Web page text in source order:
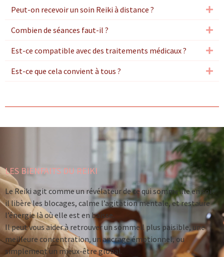
Peut-on recevoir un soin Reiki à distance ?
Combien de séances faut-il ?
Est-ce compatible avec des traitements médicaux ?
Est-ce que cela convient à tous ?
LES BIENFAITS DU REIKI
Le Reiki agit comme un révélateur de ce qui sommeille en soi :
il libère les blocages, calme l’agitation mentale, et restaure
l’énergie là où elle est en baisse.
Il peut vous aider à retrouver un sommeil plus paisible, une
meilleure concentration, un ancrage émotionnel, ou
simplement un mieux-être global.